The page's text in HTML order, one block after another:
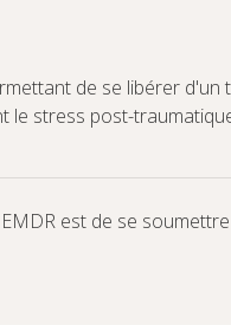
de se libérer d'un
le stress post-
est de se